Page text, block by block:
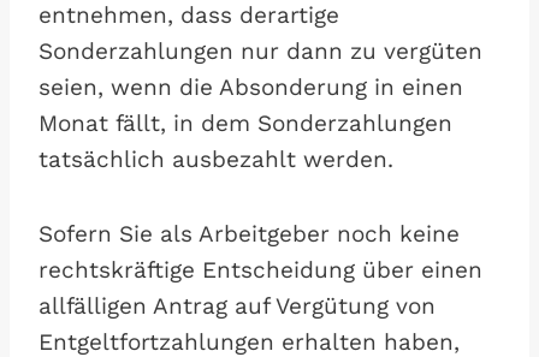
entnehmen, dass derartige
Sonderzahlungen nur dann zu vergüten
seien, wenn die Absonderung in einen
Monat fällt, in dem Sonderzahlungen
tatsächlich ausbezahlt werden.
Sofern Sie als Arbeitgeber noch keine
rechtskräftige Entscheidung über einen
allfälligen Antrag auf Vergütung von
Entgeltfortzahlungen erhalten haben,